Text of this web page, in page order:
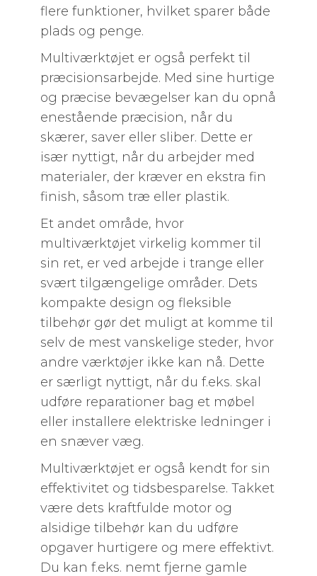
flere funktioner, hvilket sparer både
plads og penge.
Multiværktøjet er også perfekt til
præcisionsarbejde. Med sine hurtige
og præcise bevægelser kan du opnå
enestående præcision, når du
skærer, saver eller sliber. Dette er
især nyttigt, når du arbejder med
materialer, der kræver en ekstra fin
finish, såsom træ eller plastik.
Et andet område, hvor
multiværktøjet virkelig kommer til
sin ret, er ved arbejde i trange eller
svært tilgængelige områder. Dets
kompakte design og fleksible
tilbehør gør det muligt at komme til
selv de mest vanskelige steder, hvor
andre værktøjer ikke kan nå. Dette
er særligt nyttigt, når du f.eks. skal
udføre reparationer bag et møbel
eller installere elektriske ledninger i
en snæver væg.
Multiværktøjet er også kendt for sin
effektivitet og tidsbesparelse. Takket
være dets kraftfulde motor og
alsidige tilbehør kan du udføre
opgaver hurtigere og mere effektivt.
Du kan f.eks. nemt fjerne gamle